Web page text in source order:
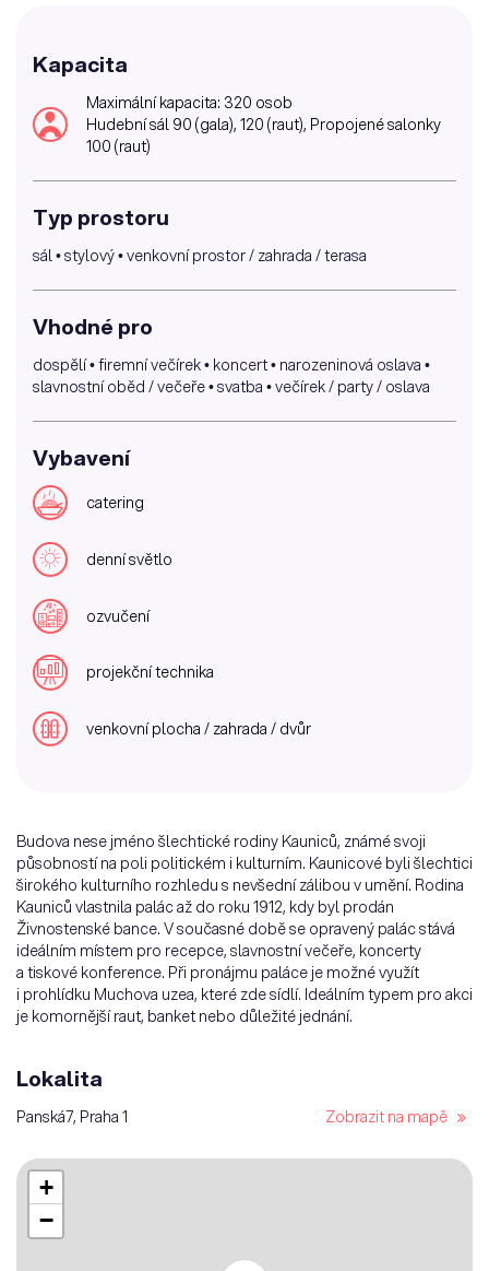
Kapacita
Maximální kapacita: 320 osob
Hudební sál 90 (gala), 120 (raut), Propojené salonky
100 (raut)
Typ prostoru
sál • stylový • venkovní prostor / zahrada / terasa
Vhodné pro
dospělí • firemní večírek • koncert • narozeninová oslava •
slavnostní oběd / večeře • svatba • večírek / party / oslava
Vybavení
catering
denní světlo
ozvučení
projekční technika
venkovní plocha / zahrada / dvůr
Budova nese jméno šlechtické rodiny Kauniců, známé svoji
působností na poli politickém i kulturním. Kaunicové byli šlechtici
širokého kulturního rozhledu s nevšední zálibou v umění. Rodina
Kauniců vlastnila palác až do roku 1912, kdy byl prodán
Živnostenské bance. V současné době se opravený palác stává
ideálním místem pro recepce, slavnostní večeře, koncerty
a tiskové konference. Při pronájmu paláce je možné využít
i prohlídku Muchova uzea, které zde sídlí. Ideálním typem pro akci
je komornější raut, banket nebo důležité jednání.
Lokalita
Panská7, Praha 1 Zobrazit na mapě
+
−